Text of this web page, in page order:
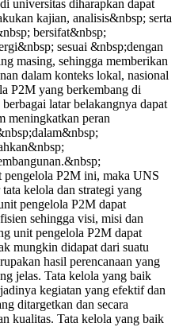
universitas diharapkan dapat
kajian, analisis&nbsp; serta
bersifat&nbsp;
sesuai &nbsp;dengan
masing, sehingga memberikan
dalam konteks lokal, nasional
P2M yang berkembang di
latar belakangnya dapat
meningkatkan peran
P2M ini, maka UNS
kelola dan strategi yang
pengelola P2M dapat
sehingga visi, misi dan
unit pengelola P2M dapat
mungkin didapat dari suatu
hasil perencanaan yang
jelas. Tata kelola yang baik
kegiatan yang efektif dan
ditargetkan dan secara
kualitas. Tata kelola yang baik